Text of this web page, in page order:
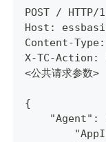
POST / HTTP/
Host:
Content-
X-TC-Action:
<公共请求参数>
{
"Agent":